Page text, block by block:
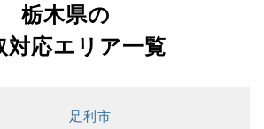
栃木県の
対応エリア一覧
足利市